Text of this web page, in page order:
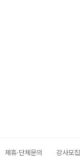
제휴·단체문의 강사모집